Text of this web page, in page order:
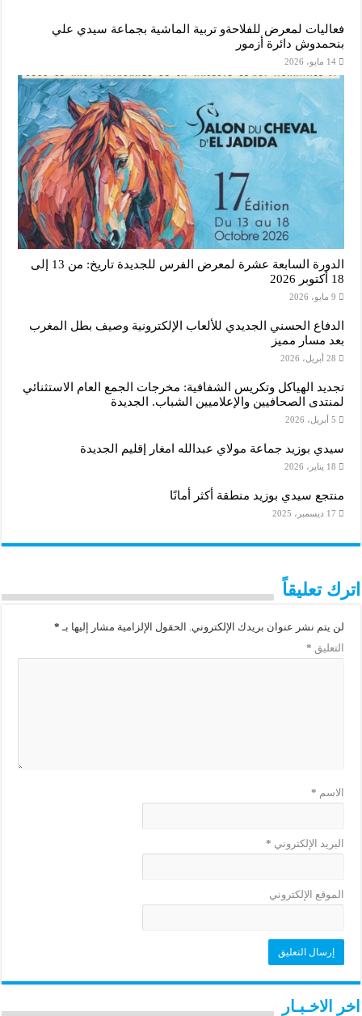
فعاليات لمعرض للفلاحةو تربية الماشية بجماعة سيدي علي
بنحمدوش دائرة أزمور
14 مايو، 2026
الدورة السابعة عشرة لمعرض الفرس للجديدة تاريخ: من 13 إلى
18 أكتوبر 2026
9 مايو، 2026
الدفاع الحسني الجديدي للألعاب الإلكترونية وصيف بطل المغرب
بعد مسار مميز
28 أبريل، 2026
تجديد الهياكل وتكريس الشفافية: مخرجات الجمع العام الاستثنائي
لمنتدى الصحافيين والإعلاميين الشباب. الجديدة
5 أبريل، 2026
سيدي بوزيد جماعة مولاي عبدالله امغار إقليم الجديدة
18 يناير، 2026
منتجع سيدي بوزيد منطقة أكثر أمانًا
17 ديسمبر، 2025
اترك تعليقاً
لن يتم نشر عنوان بريدك الإلكتروني. الحقول الإلزامية مشار إليها بـ *
التعليق *
الاسم *
البريد الإلكتروني *
الموقع الإلكتروني
اخر الاخـبـار